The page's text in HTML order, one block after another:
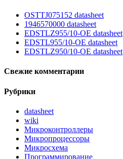
OSTTJ075152 datasheet
1946570000 datasheet
EDSTLZ955/10-OE datasheet
EDSTL955/10-OE datasheet
EDSTLZ950/10-OE datasheet
Свежие комментарии
Рубрики
datasheet
wiki
Микроконтроллеры
Микропроцессоры
Микросхема
Программирование